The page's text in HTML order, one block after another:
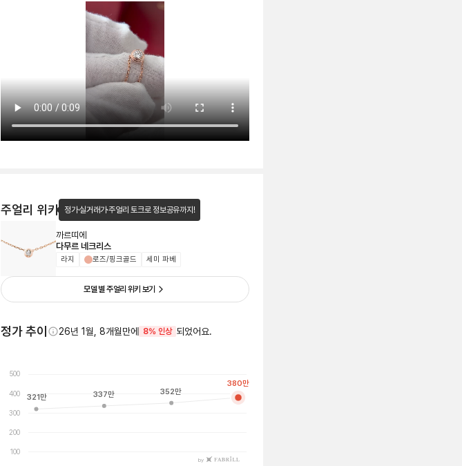
주얼리 위키 정가·실거래가·주얼리 토크로 정보공유까지!
까르띠에
다무르 네크리스
라지 로즈/핑크골드 세미 파베
모델 별 주얼리 위키 보기
정가 추이 26년 1월, 8개월만에 8% 인상 되었어요.
100
200
300
400
500
by
321만 337만 352만
380만